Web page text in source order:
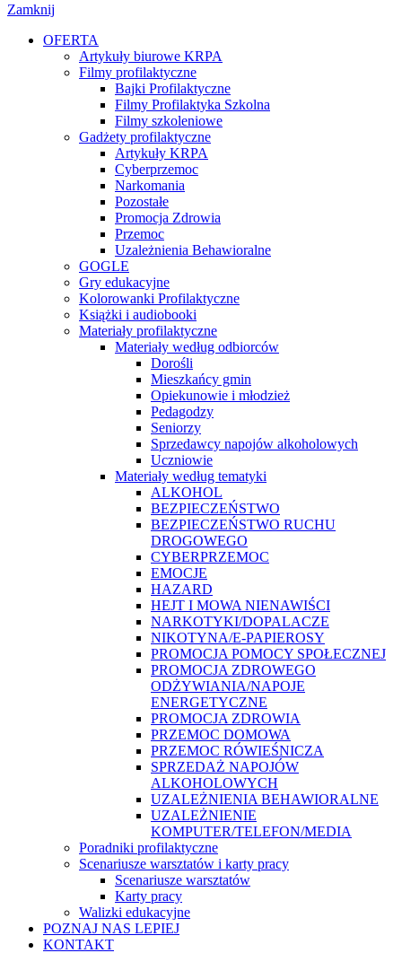
Zamknij
OFERTA
Artykuły biurowe KRPA
Filmy profilaktyczne
Bajki Profilaktyczne
Filmy Profilaktyka Szkolna
Filmy szkoleniowe
Gadżety profilaktyczne
Artykuły KRPA
Cyberprzemoc
Narkomania
Pozostałe
Promocja Zdrowia
Przemoc
Uzależnienia Behawioralne
GOGLE
Gry edukacyjne
Kolorowanki Profilaktyczne
Książki i audiobooki
Materiały profilaktyczne
Materiały według odbiorców
Dorośli
Mieszkańcy gmin
Opiekunowie i młodzież
Pedagodzy
Seniorzy
Sprzedawcy napojów alkoholowych
Uczniowie
Materiały według tematyki
ALKOHOL
BEZPIECZEŃSTWO
BEZPIECZEŃSTWO RUCHU
DROGOWEGO
CYBERPRZEMOC
EMOCJE
HAZARD
HEJT I MOWA NIENAWIŚCI
NARKOTYKI/DOPALACZE
NIKOTYNA/E-PAPIEROSY
PROMOCJA POMOCY SPOŁECZNEJ
PROMOCJA ZDROWEGO
ODŻYWIANIA/NAPOJE
ENERGETYCZNE
PROMOCJA ZDROWIA
PRZEMOC DOMOWA
PRZEMOC RÓWIEŚNICZA
SPRZEDAŻ NAPOJÓW
ALKOHOLOWYCH
UZALEŻNIENIA BEHAWIORALNE
UZALEŻNIENIE
KOMPUTER/TELEFON/MEDIA
Poradniki profilaktyczne
Scenariusze warsztatów i karty pracy
Scenariusze warsztatów
Karty pracy
Walizki edukacyjne
POZNAJ NAS LEPIEJ
KONTAKT